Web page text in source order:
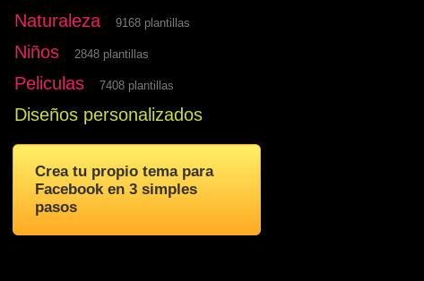
Naturaleza 9168 plantillas
Niños 2848 plantillas
Peliculas 7408 plantillas
Diseños personalizados
Crea tu propio tema para
Facebook en 3 simples
pasos